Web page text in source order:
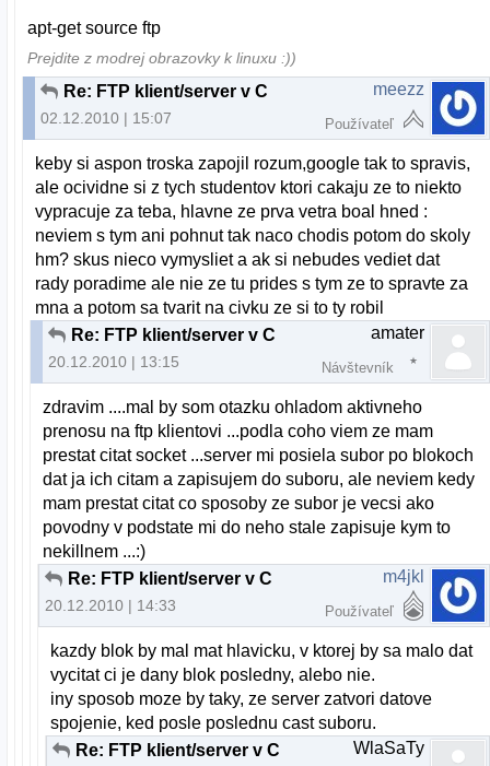
apt-get source ftp
Prejdite z modrej obrazovky k linuxu :))
Re: FTP klient/server v C
02.12.2010 | 15:07
meezz
Používateľ
keby si aspon troska zapojil rozum,google tak to spravis,
ale ocividne si z tych studentov ktori cakaju ze to niekto
vypracuje za teba, hlavne ze prva vetra boal hned :
neviem s tym ani pohnut tak naco chodis potom do skoly
hm? skus nieco vymysliet a ak si nebudes vediet dat
rady poradime ale nie ze tu prides s tym ze to spravte za
mna a potom sa tvarit na civku ze si to ty robil
Re: FTP klient/server v C
20.12.2010 | 13:15
amater
Návštevník
zdravim ....mal by som otazku ohladom aktivneho
prenosu na ftp klientovi ...podla coho viem ze mam
prestat citat socket ...server mi posiela subor po blokoch
dat ja ich citam a zapisujem do suboru, ale neviem kedy
mam prestat citat co sposoby ze subor je vecsi ako
povodny v podstate mi do neho stale zapisuje kym to
nekillnem ...:)
Re: FTP klient/server v C
20.12.2010 | 14:33
m4jkl
Používateľ
kazdy blok by mal mat hlavicku, v ktorej by sa malo dat
vycitat ci je dany blok posledny, alebo nie.
iny sposob moze by taky, ze server zatvori datove
spojenie, ked posle poslednu cast suboru.
Re: FTP klient/server v C
WlaSaTy